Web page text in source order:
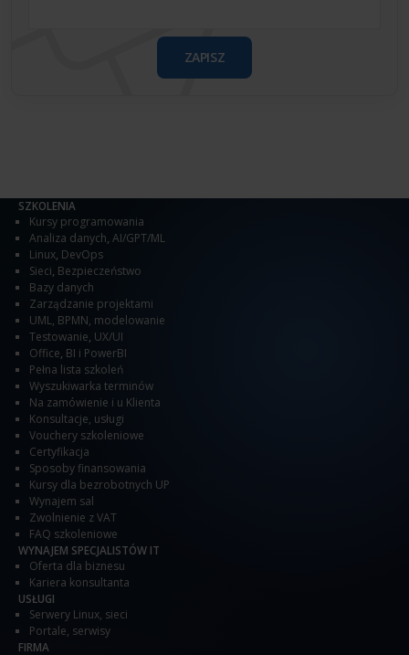
ZAPISZ
SZKOLENIA
Kursy programowania
Analiza danych, AI/GPT/ML
Linux, DevOps
Sieci, Bezpieczeństwo
Bazy danych
Zarządzanie projektami
UML, BPMN, modelowanie
Testowanie, UX/UI
Office, BI i PowerBI
Pełna lista szkoleń
Wyszukiwarka terminów
Na zamówienie i u Klienta
Konsultacje, usługi
Vouchery szkoleniowe
Certyfikacja
Sposoby finansowania
Kursy dla bezrobotnych UP
Wynajem sal
Zwolnienie z VAT
FAQ szkoleniowe
WYNAJEM SPECJALISTÓW IT
Oferta dla biznesu
Kariera konsultanta
USŁUGI
Serwery Linux, sieci
Portale, serwisy
FIRMA